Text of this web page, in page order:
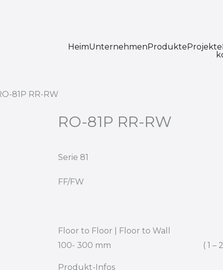
HeimUnternehmenProdukteProjekte
81P RR-RW
RO-81P RR-RW
Serie 81
FF/FW
Floor to Floor | Floor to Wall
100- 300 mm
( 1
Produkt-Infos